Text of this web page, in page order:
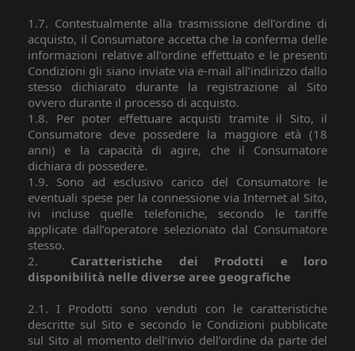
1.7. Contestualmente alla trasmissione dell’ordine di
acquisto, il Consumatore accetta che la conferma delle
informazioni relative all’ordine effettuato e le presenti
Condizioni gli siano inviate via e-mail all’indirizzo dallo
stesso dichiarato durante la registrazione al Sito
ovvero durante il processo di acquisto.
1.8. Per poter effettuare acquisti tramite il Sito, il
Consumatore deve possedere la maggiore età (18
anni) e la capacità di agire, che il Consumatore
dichiara di possedere.
1.9. Sono ad esclusivo carico del Consumatore le
eventuali spese per la connessione via Internet al Sito,
ivi incluse quelle telefoniche, secondo le tariffe
applicate dall’operatore selezionato dal Consumatore
stesso.
2.
Caratteristiche dei Prodotti e loro
disponibilità nelle diverse aree geografiche
2.1. I Prodotti sono venduti con le caratteristiche
descritte sul Sito e secondo le Condizioni pubblicate
sul Sito al momento dell’invio dell’ordine da parte del